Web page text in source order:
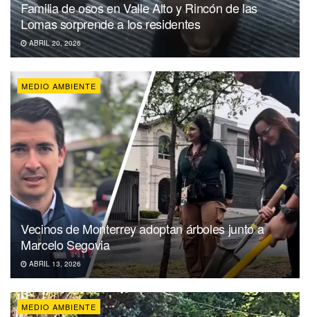
Familia de osos en Valle Alto y Rincón de las
Lomas sorprende a los residentes
ABRIL 20, 2026
MEDIO AMBIENTE
Vecinos de Monterrey adoptan árboles junto a
Marcelo Segovia
ABRIL 13, 2026
MEDIO AMBIENTE